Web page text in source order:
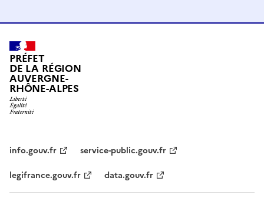
PRÉFET
DE LA RÉGION
AUVERGNE-
RHÔNE-ALPES
info.gouv.fr
service-public.gouv.fr
legifrance.gouv.fr
data.gouv.fr